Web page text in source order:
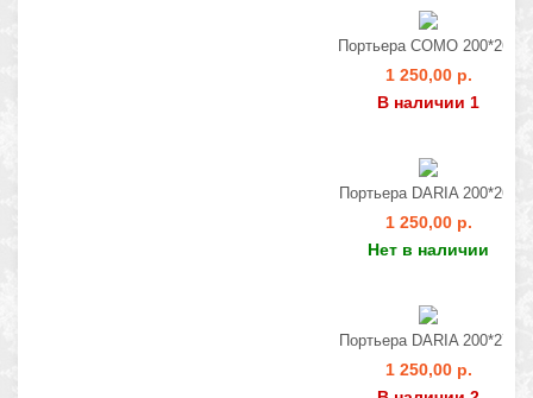
Портьера COMO 200*260
1 250,00 р.
В наличии 1
Портьера DARIA 200*260
1 250,00 р.
Нет в наличии
Портьера DARIA 200*275
1 250,00 р.